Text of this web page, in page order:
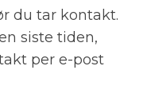
du tar kontakt.
siste tiden,
per e-post